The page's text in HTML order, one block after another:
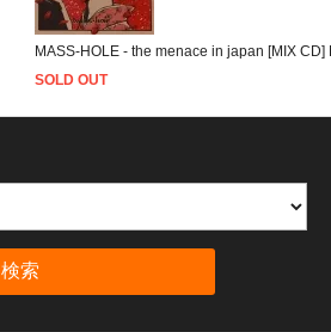
MASS-HOLE - the menace in japan [MIX
SOLD OUT
検索